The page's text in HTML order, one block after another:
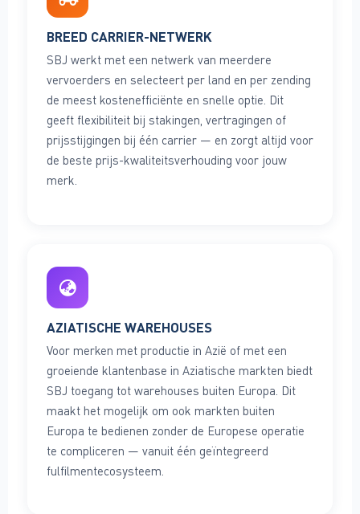
BREED CARRIER-NETWERK
SBJ werkt met een netwerk van meerdere
vervoerders en selecteert per land en per zending
de meest kostenefficiënte en snelle optie. Dit
geeft flexibiliteit bij stakingen, vertragingen of
prijsstijgingen bij één carrier — en zorgt altijd voor
de beste prijs-kwaliteitsverhouding voor jouw
merk.
AZIATISCHE WAREHOUSES
Voor merken met productie in Azië of met een
groeiende klantenbase in Aziatische markten biedt
SBJ toegang tot warehouses buiten Europa. Dit
maakt het mogelijk om ook markten buiten
Europa te bedienen zonder de Europese operatie
te compliceren — vanuit één geïntegreerd
fulfilmentecosysteem.